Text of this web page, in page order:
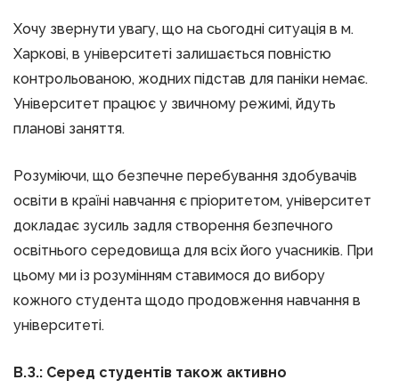
Хочу звернути увагу, що на сьогодні ситуація в м.
Харкові, в університеті залишається повністю
контрольованою, жодних підстав для паніки немає.
Університет працює у звичному режимі, йдуть
планові заняття.
Розуміючи, що безпечне перебування здобувачів
освіти в країні навчання є пріоритетом, університет
докладає зусиль задля створення безпечного
освітнього середовища для всіх його учасників. При
цьому ми із розумінням ставимося до вибору
кожного студента щодо продовження навчання в
університеті.
В.З.: Серед студентів також активно